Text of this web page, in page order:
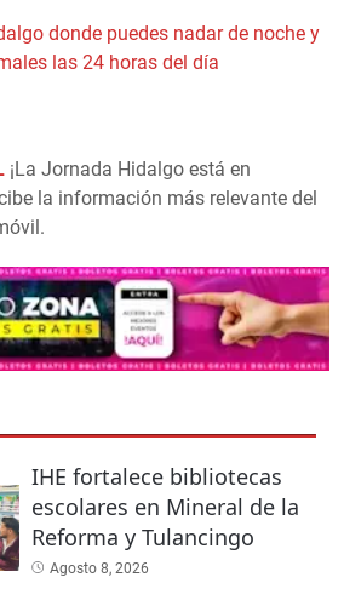
donde puedes nadar de noche y
las 24 horas del día
¡La Jornada Hidalgo está en
la información más relevante del
IHE fortalece bibliotecas
escolares en Mineral de la
Reforma y Tulancingo
Agosto 8, 2026